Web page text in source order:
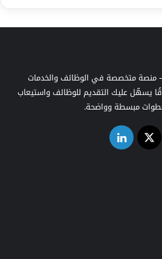
منصة متخصصة في الوظائف والخدمات
يسهّل عليك التقديم للوظائف واستيعاب
بخطوات مبسطة وواضحة.
‫X لينكدإن